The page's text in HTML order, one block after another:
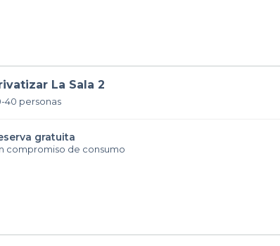
La Sala 2
40 personas
gratuita
compromiso de consumo